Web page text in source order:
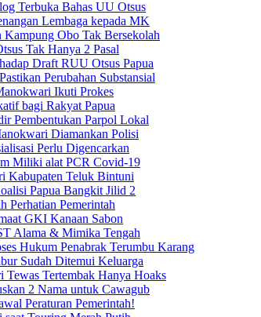
Terbuka Bahas UU Otsus
Lembaga kepada MK
Obo Tak Bersekolah
Tak Hanya 2 Pasal
Draft RUU Otsus Papua
Perubahan Substansial
Ikuti Prokes
bagi Rakyat Papua
Pembentukan Parpol Lokal
Diamankan Polisi
Perlu Digencarkan
Miliki alat PCR Covid-19
Kabupaten Teluk Bintuni
Papua Bangkit Jilid 2
Perhatian Pemerintah
GKI Kanaan Sabon
Alama & Mimika Tengah
Hukum Penabrak Terumbu Karang
Sudah Ditemui Keluarga
Tertembak Hanya Hoaks
2 Nama untuk Cawagub
Peraturan Pemerintah!